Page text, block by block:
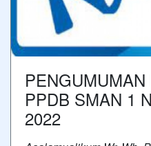
PPDB SMAN 1
2022